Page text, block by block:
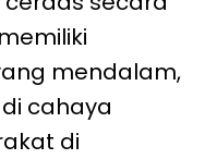
mendalam,
cahaya
di